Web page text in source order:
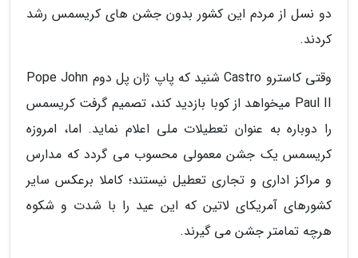
دو نسل از مردم این کشور بدون جشن های کریسمس رشد
کردند.
وقتی کاسترو Castro شنید که پاپ ژان پل دوم Pope John
Paul II میخواهد از کوبا بازدید کند، تصمیم گرفت کریسمس
را دوباره به عنوان تعطیلات ملی اعلام نماید. اما، امروزه
کریسمس یک جشن معمولی محسوب می گردد که مدارس
و مراکز اداری و تجاری تعطیل نیستند؛ کاملا برعکس سایر
کشورهای آمریکای لاتین که این عید را با شدت و شکوه
هرچه تمامتر جشن می گیرند.